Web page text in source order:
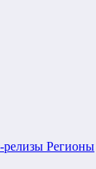
релизы Регионы